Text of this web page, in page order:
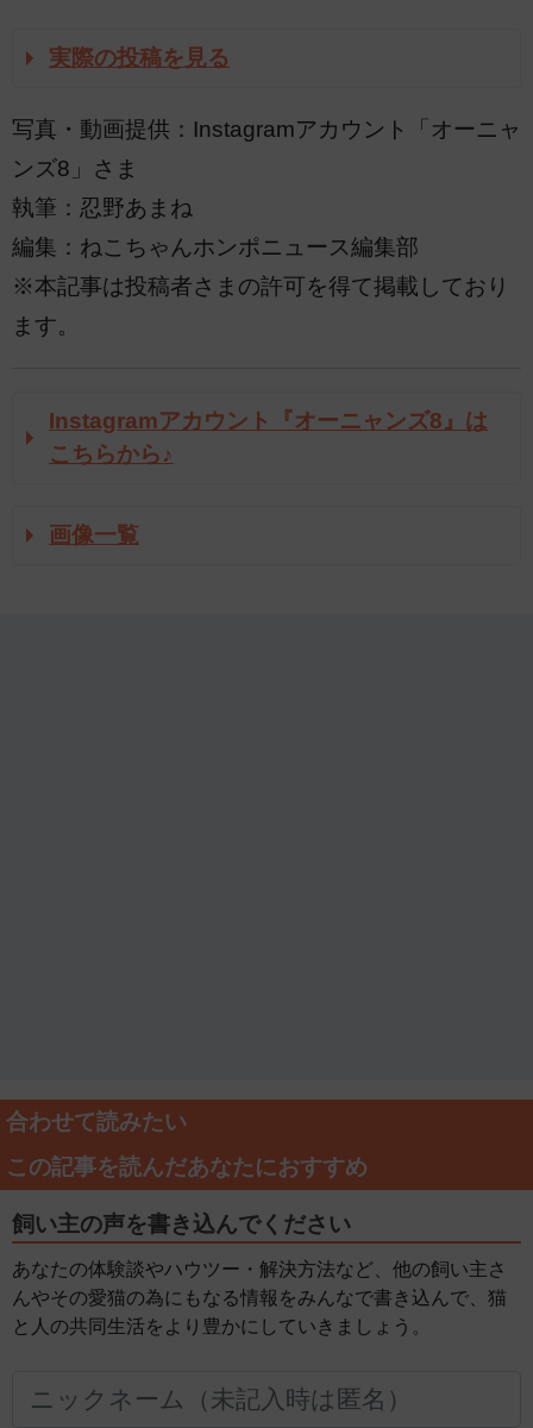
実際の投稿を見る
写真・動画提供：Instagramアカウント「オーニャ
ンズ8」さま
執筆：忍野あまね
編集：ねこちゃんホンポニュース編集部
※本記事は投稿者さまの許可を得て掲載しており
ます。
Instagramアカウント『オーニャンズ8』は
こちらから♪
画像一覧
合わせて読みたい
この記事を読んだあなたにおすすめ
飼い主の声を書き込んでください
あなたの体験談やハウツー・解決方法など、他の飼い主さ
んやその愛猫の為にもなる情報をみんなで書き込んで、猫
と人の共同生活をより豊かにしていきましょう。